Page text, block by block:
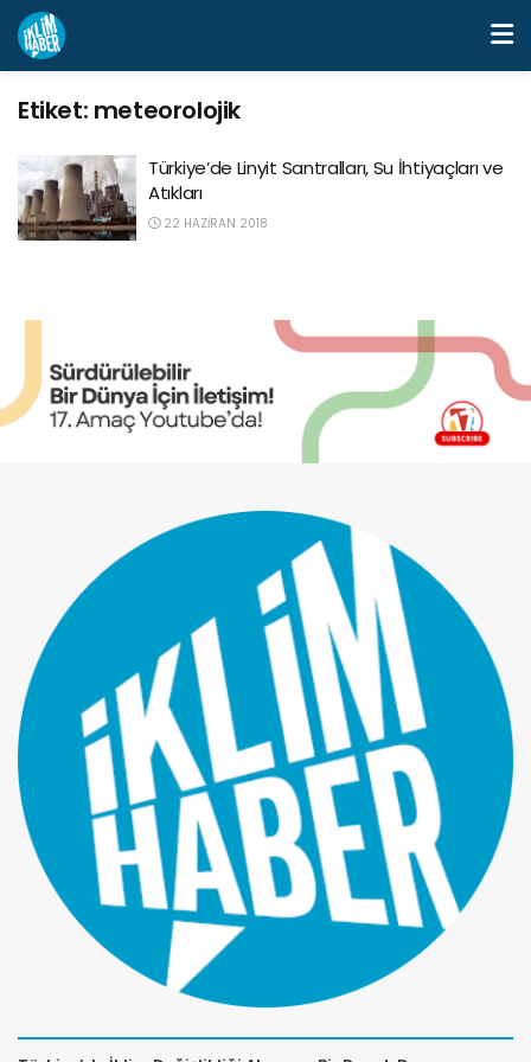
Etiket: meteorolojik
Türkiye’de Linyit Santralları, Su İhtiyaçları ve
Atıkları
22 HAZIRAN 2018